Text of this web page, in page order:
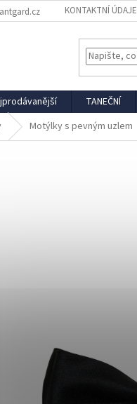
KONTAKTNÍ ÚDAJE
TANEČNÍ
Motýlky s pevným uzlem